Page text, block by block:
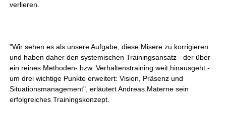
verlieren.
"Wir sehen es als unsere Aufgabe, diese Misere zu korrigieren
und haben daher den systemischen Trainingsansatz - der über
ein reines Methoden- bzw. Verhaltenstraining weit hinausgeht -
um drei wichtige Punkte erweitert: Vision, Präsenz und
Situationsmanagement", erläutert Andreas Materne sein
erfolgreiches Trainingskonzept.